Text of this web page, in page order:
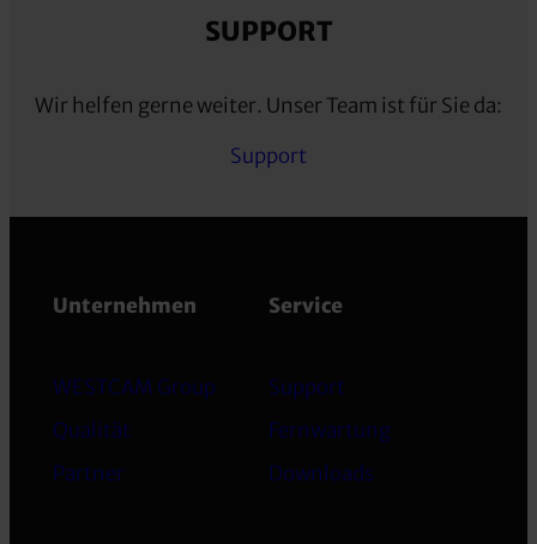
SUPPORT
Wir helfen gerne weiter. Unser Team ist für Sie da:
Support
Unternehmen
WESTCAM Group
Qualität
Partner
Service
Support
Fernwartung
Downloads